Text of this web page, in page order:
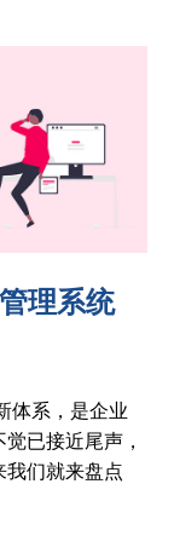
理系统
体系，是企业
已接近尾声，
我们就来盘点